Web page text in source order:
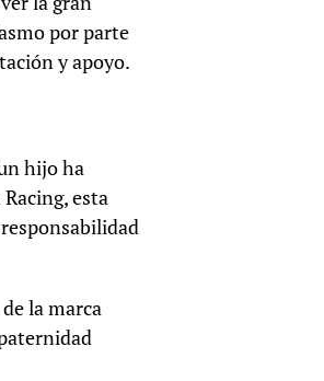
por parte
y apoyo.
hijo ha
esta
la marca